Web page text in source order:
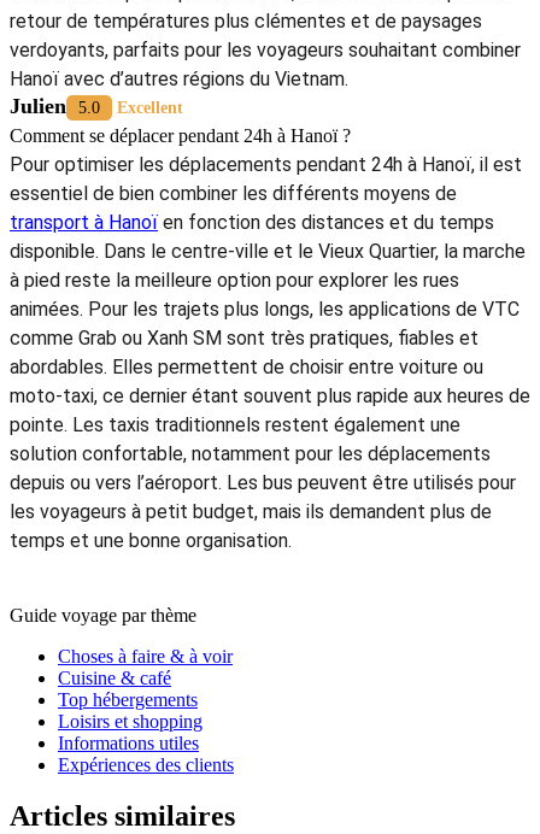
retour de températures plus clémentes et de paysages
verdoyants, parfaits pour les voyageurs souhaitant combiner
Hanoï avec d’autres régions du Vietnam.
Julien 5.0 Excellent
Comment se déplacer pendant 24h à Hanoï ?
Pour optimiser les déplacements pendant 24h à Hanoï, il est
essentiel de bien combiner les différents moyens de
transport à Hanoï en fonction des distances et du temps
disponible. Dans le centre-ville et le Vieux Quartier, la marche
à pied reste la meilleure option pour explorer les rues
animées. Pour les trajets plus longs, les applications de VTC
comme Grab ou Xanh SM sont très pratiques, fiables et
abordables. Elles permettent de choisir entre voiture ou
moto-taxi, ce dernier étant souvent plus rapide aux heures de
pointe. Les taxis traditionnels restent également une
solution confortable, notamment pour les déplacements
depuis ou vers l’aéroport. Les bus peuvent être utilisés pour
les voyageurs à petit budget, mais ils demandent plus de
temps et une bonne organisation.
Guide voyage par thème
Choses à faire & à voir
Cuisine & café
Top hébergements
Loisirs et shopping
Informations utiles
Expériences des clients
Articles similaires